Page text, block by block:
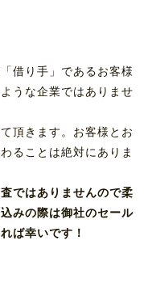
借り手」であるお客様
うな企業ではありませ
頂きます。お客様とお
ることは絶対にありま
ではありませんので柔
みの際は御社のセール
ば幸いです！